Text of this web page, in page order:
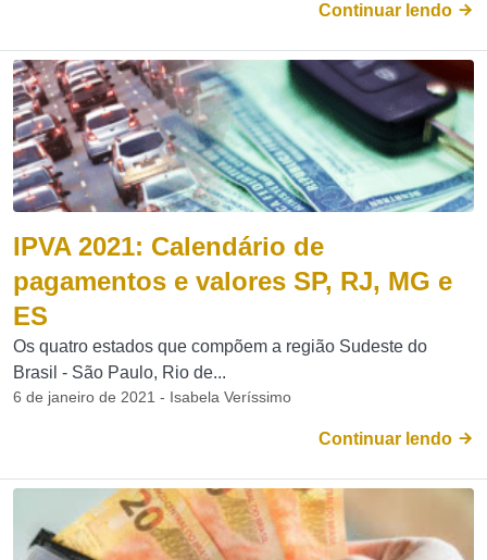
Continuar lendo
IPVA 2021: Calendário de
pagamentos e valores SP, RJ, MG e
ES
Os quatro estados que compõem a região Sudeste do
Brasil - São Paulo, Rio de...
6 de janeiro de 2021 - Isabela Veríssimo
Continuar lendo